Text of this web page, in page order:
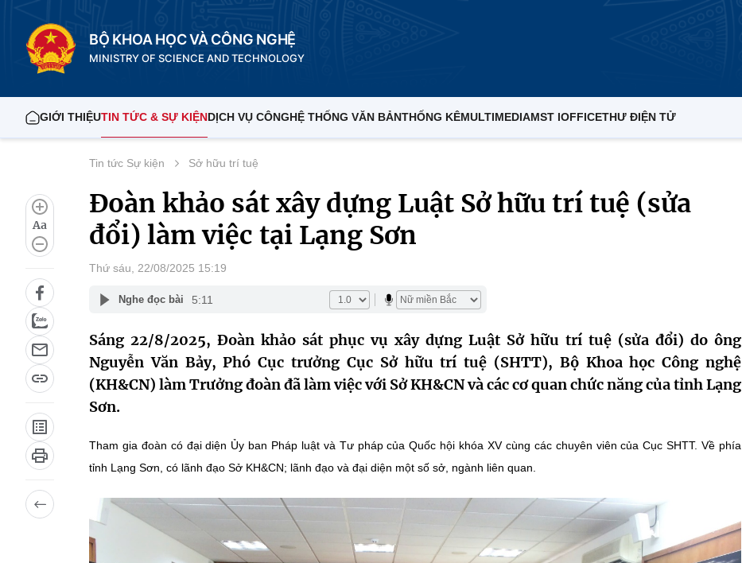
BỘ KHOA HỌC VÀ CÔNG NGHỆ
MINISTRY OF SCIENCE AND TECHNOLOGY
GIỚI THIỆUTIN TỨC & SỰ KIỆNDỊCH VỤ CÔNGHỆ THỐNG VĂN BẢNTHỐNG KÊMULTIMEDIAMST IOFFICETHƯ ĐIỆN TỬ
Aa
Tin tức Sự kiện Sở hữu trí tuệ
Đoàn khảo sát xây dựng Luật Sở hữu trí tuệ (sửa
đổi) làm việc tại Lạng Sơn
Thứ sáu, 22/08/2025 15:19
Nghe đọc bài 5:11
Sáng 22/8/2025, Đoàn khảo sát phục vụ xây dựng Luật Sở hữu trí tuệ (sửa đổi) do ông
Nguyễn Văn Bảy, Phó Cục trưởng Cục Sở hữu trí tuệ (SHTT), Bộ Khoa học Công nghệ
(KH&CN) làm Trưởng đoàn đã làm việc với Sở KH&CN và các cơ quan chức năng của tỉnh Lạng
Sơn.
Tham gia đoàn có đại diện Ủy ban Pháp luật và Tư pháp của Quốc hội khóa XV cùng các chuyên viên của Cục SHTT. Về phía
tỉnh Lạng Sơn, có lãnh đạo Sở KH&CN; lãnh đạo và đại diện một số sở, ngành liên quan.